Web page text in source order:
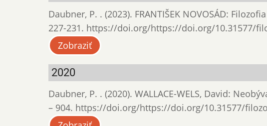
Daubner, P. . (2023). FRANTIŠEK NOVOSÁD:
227-231. https://doi.org/https://doi.org/10.31577/
Zobraziť
2020
Daubner, P. . (2020). WALLACE-WELS, David:
– 904. https://doi.org/https://doi.org/10.31577/